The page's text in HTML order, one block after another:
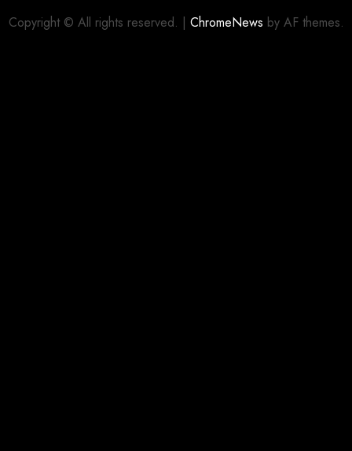
(mangá)
Copyright © All rights reserved. | ChromeNews by AF themes.